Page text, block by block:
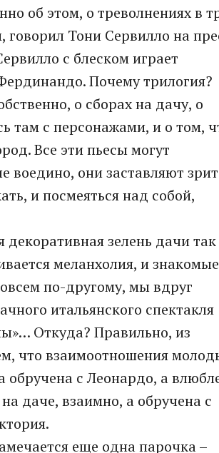
об этом, о треволнениях в
Тони Сервилло на
с блеском играет
Почему трилогия?
о сборах на дачу, о
там с персонажами, и о том,
Все эти пьесы могут
воедино, они заставляют
и посмеяться над собой,
декоративная зелень дачи так
меланхолия, и
по-другому, мы вдруг
итальянского спектакля
Откуда? Правильно, из
что взаимоотношения
с Леонардо, а
даче, взаимно, а обручена с
еще одна парочка –